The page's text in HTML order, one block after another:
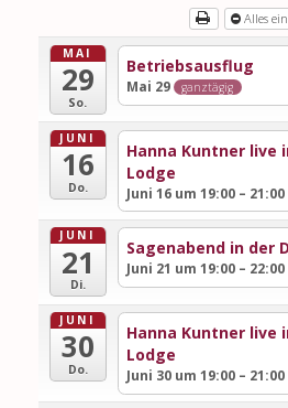
Alles
MAI
29
So.
Betriebsausflug
Mai 29 ganztägig
JUNI
16
Do.
Hanna Kuntner live
Lodge
Juni 16 um 19:00 – 21:00
JUNI
21
Di.
Sagenabend in der
Juni 21 um 19:00 – 22:00
JUNI
30
Do.
Hanna Kuntner live
Lodge
Juni 30 um 19:00 – 21:00